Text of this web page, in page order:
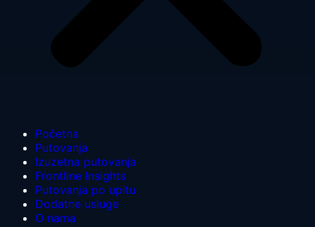
Početna
Putovanja
Izuzetna putovanja
Frontline Insights
Putovanja po upitu
Dodatne usluge
O nama